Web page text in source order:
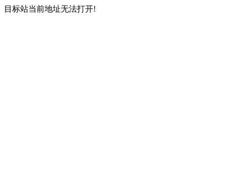
目标站当前地址无法打开!